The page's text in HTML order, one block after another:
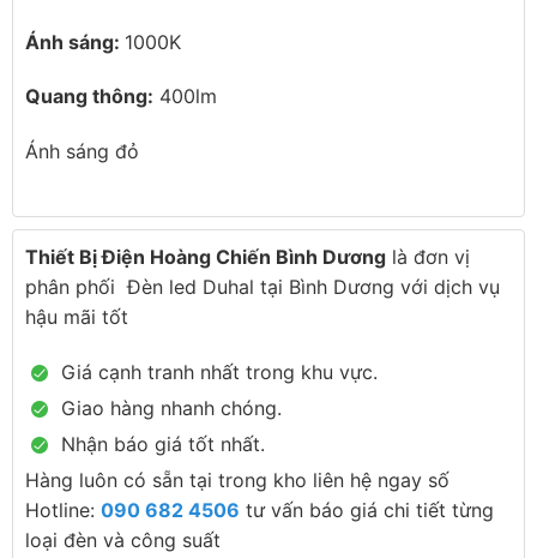
Ánh sáng: 1000K
Quang thông: 400lm
Ánh sáng đỏ
Thiết Bị Điện Hoàng Chiến Bình Dương là đơn vị
phân phối Đèn led Duhal tại Bình Dương với dịch vụ
hậu mãi tốt
Giá cạnh tranh nhất trong khu vực.
Giao hàng nhanh chóng.
Nhận báo giá tốt nhất.
Hàng luôn có sẵn tại trong kho liên hệ ngay số
Hotline: 090 682 4506 tư vấn báo giá chi tiết từng
loại đèn và công suất